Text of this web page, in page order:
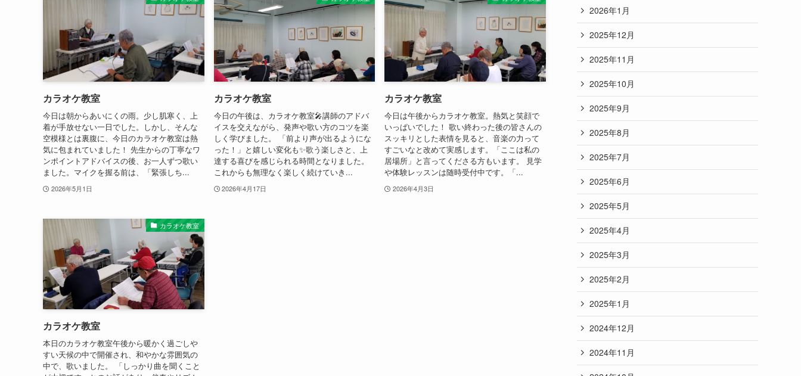
カラオケ教室
今日は朝からあいにくの雨。少し肌寒く、上
着が手放せない一日でした。しかし、そんな
空模様とは裏腹に、今日のカラオケ教室は熱
気に包まれていました！ 先生からの丁寧なワ
ンポイントアドバイスの後、お一人ずつ歌い
ました。マイクを握る前は、「緊張しち...
2026年5月1日
カラオケ教室
今日の午後は、カラオケ教室🎤講師のアドバ
イスを交えながら、発声や歌い方のコツを楽
しく学びました。 「前より声が出るようにな
った！」と嬉しい変化も✨歌う楽しさと、上
達する喜びを感じられる時間となりました。
これからも無理なく楽しく続けていき...
2026年4月17日
カラオケ教室
今日は午後からカラオケ教室。熱気と笑顔で
いっぱいでした！ 歌い終わった後の皆さんの
スッキリとした表情を見ると、音楽の力って
すごいなと改めて実感します。「ここは私の
居場所」と言ってくださる方もいます。 見学
や体験レッスンは随時受付中です。「...
2026年4月3日
カラオケ教室
カラオケ教室
本日のカラオケ教室午後から暖かく過ごしや
すい天候の中で開催され、和やかな雰囲気の
中で、歌いました。 「しっかり曲を聞くこと
2026年1月
2025年12月
2025年11月
2025年10月
2025年9月
2025年8月
2025年7月
2025年6月
2025年5月
2025年4月
2025年3月
2025年2月
2025年1月
2024年12月
2024年11月